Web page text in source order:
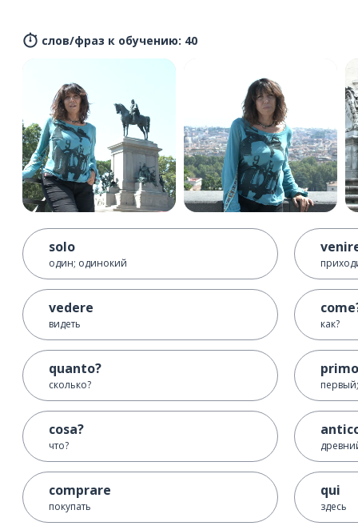
слов/фраз к обучению: 40
solo
один; одинокий
vedere
видеть
quanto?
сколько?
cosa?
что?
comprare
покупать
как?
primo
qui
здесь